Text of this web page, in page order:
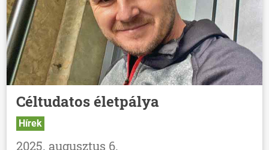
Céltudatos életpálya
Hírek
2025. augusztus 6.